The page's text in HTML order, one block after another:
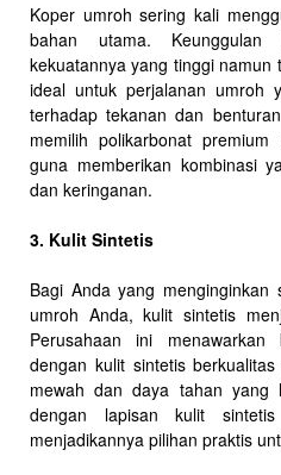
Koper umroh sering kali
bahan utama.
kekuatannya yang tinggi
ideal untuk perjalanan umroh
terhadap tekanan dan
memilih polikarbonat
guna memberikan kombinasi
dan keringanan.
3. Kulit Sintetis
Bagi Anda yang
umroh Anda, kulit sintetis
Perusahaan ini
dengan kulit sintetis
mewah dan daya tahan
dengan lapisan kulit
menjadikannya pilihan praktis